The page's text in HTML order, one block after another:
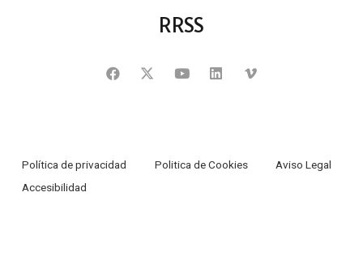
RRSS
Política de privacidad Politica de Cookies
Aviso Legal
Accesibilidad